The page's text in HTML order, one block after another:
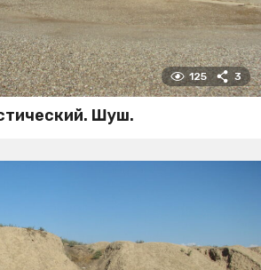
125 3
Шуш.